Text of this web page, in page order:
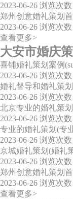
2023-06-26 浏览次数
郑州创意婚礼策划
2023-06-26 浏览次数
查看更多>
大安市婚庆
喜铺婚礼策划案例
2023-06-26 浏览次数
婚礼督导和婚礼策
2023-06-26 浏览次数
北京专业的婚礼策
2023-06-26 浏览次数
专业的婚礼策划(专
2023-06-26 浏览次数
京城婚礼策划(婚礼
2023-06-26 浏览次数
郑州创意婚礼策划
2023-06-26 浏览次数
查看更多>